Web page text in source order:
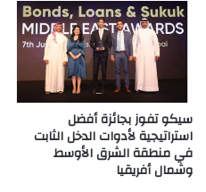
سيكو تفوز بجائزة أفضل
استراتيجية لأدوات الدخل الثابت
في منطقة الشرق الأوسط
وشمال أفريقيا